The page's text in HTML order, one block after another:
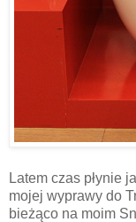
Latem czas płynie
mojej wyprawy do
bieżąco na moim